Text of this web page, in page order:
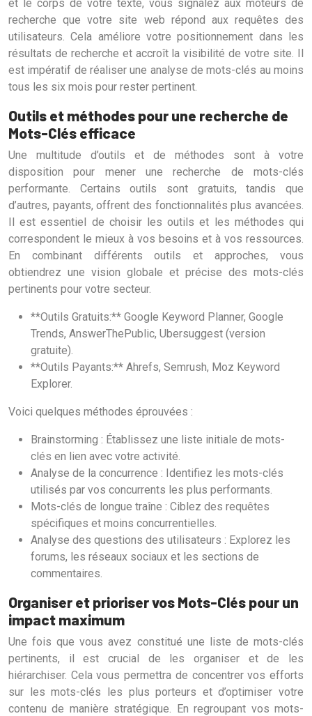
et le corps de votre texte, vous signalez aux moteurs de
recherche que votre site web répond aux requêtes des
utilisateurs. Cela améliore votre positionnement dans les
résultats de recherche et accroît la visibilité de votre site. Il
est impératif de réaliser une analyse de mots-clés au moins
tous les six mois pour rester pertinent.
Outils et méthodes pour une recherche de
Mots-Clés efficace
Une multitude d’outils et de méthodes sont à votre
disposition pour mener une recherche de mots-clés
performante. Certains outils sont gratuits, tandis que
d’autres, payants, offrent des fonctionnalités plus avancées.
Il est essentiel de choisir les outils et les méthodes qui
correspondent le mieux à vos besoins et à vos ressources.
En combinant différents outils et approches, vous
obtiendrez une vision globale et précise des mots-clés
pertinents pour votre secteur.
**Outils Gratuits:** Google Keyword Planner, Google
Trends, AnswerThePublic, Ubersuggest (version
gratuite).
**Outils Payants:** Ahrefs, Semrush, Moz Keyword
Explorer.
Voici quelques méthodes éprouvées :
Brainstorming : Établissez une liste initiale de mots-
clés en lien avec votre activité.
Analyse de la concurrence : Identifiez les mots-clés
utilisés par vos concurrents les plus performants.
Mots-clés de longue traîne : Ciblez des requêtes
spécifiques et moins concurrentielles.
Analyse des questions des utilisateurs : Explorez les
forums, les réseaux sociaux et les sections de
commentaires.
Organiser et prioriser vos Mots-Clés pour un
impact maximum
Une fois que vous avez constitué une liste de mots-clés
pertinents, il est crucial de les organiser et de les
hiérarchiser. Cela vous permettra de concentrer vos efforts
sur les mots-clés les plus porteurs et d’optimiser votre
contenu de manière stratégique. En regroupant vos mots-